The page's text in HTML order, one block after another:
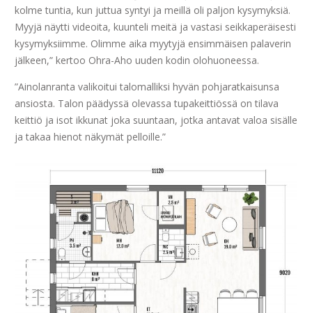
kolme tuntia, kun juttua syntyi ja meillä oli paljon kysymyksiä.
Myyjä näytti videoita, kuunteli meitä ja vastasi seikkaperäisesti
kysymyksiimme. Olimme aika myytyjä ensimmäisen palaverin
jälkeen,” kertoo Ohra-Aho uuden kodin olohuoneessa.
”Ainolanranta valikoitui talomalliksi hyvän pohjaratkaisunsa
ansiosta. Talon päädyssä olevassa tupakeittiössä on tilava
keittiö ja isot ikkunat joka suuntaan, jotka antavat valoa sisälle
ja takaa hienot näkymät pelloille.”